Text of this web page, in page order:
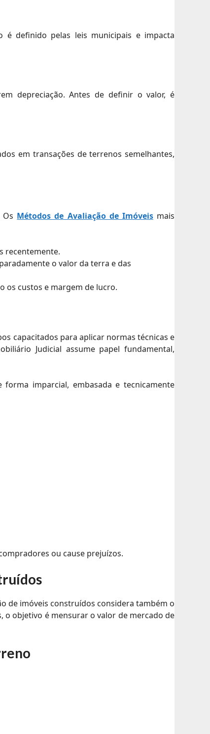
é definido pelas leis municipais e impacta
depreciação. Antes de definir o valor, é
em transações de terrenos semelhantes,
Métodos de Avaliação de Imóveismais
recentemente.
o valor da terra e das
os custos e margem de lucro.
capacitados para aplicar normas técnicas e
Judicial assume papel fundamental,
imparcial, embasada e tecnicamente
ou cause prejuízos.
de imóveis construídos considera também o
o objetivo é mensurar o valor de mercado de